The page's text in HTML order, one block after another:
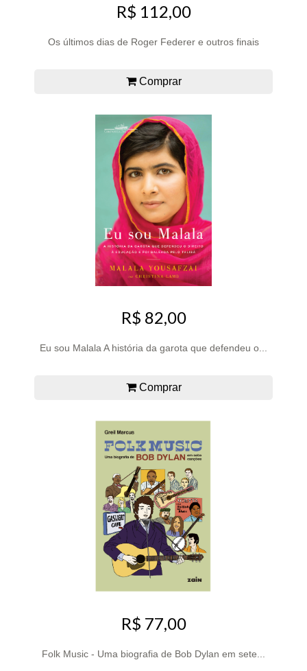
R$ 112,00
Os últimos dias de Roger Federer e outros finais
Comprar
R$ 82,00
Eu sou Malala A história da garota que defendeu o...
Comprar
R$ 77,00
Folk Music - Uma biografia de Bob Dylan em sete...